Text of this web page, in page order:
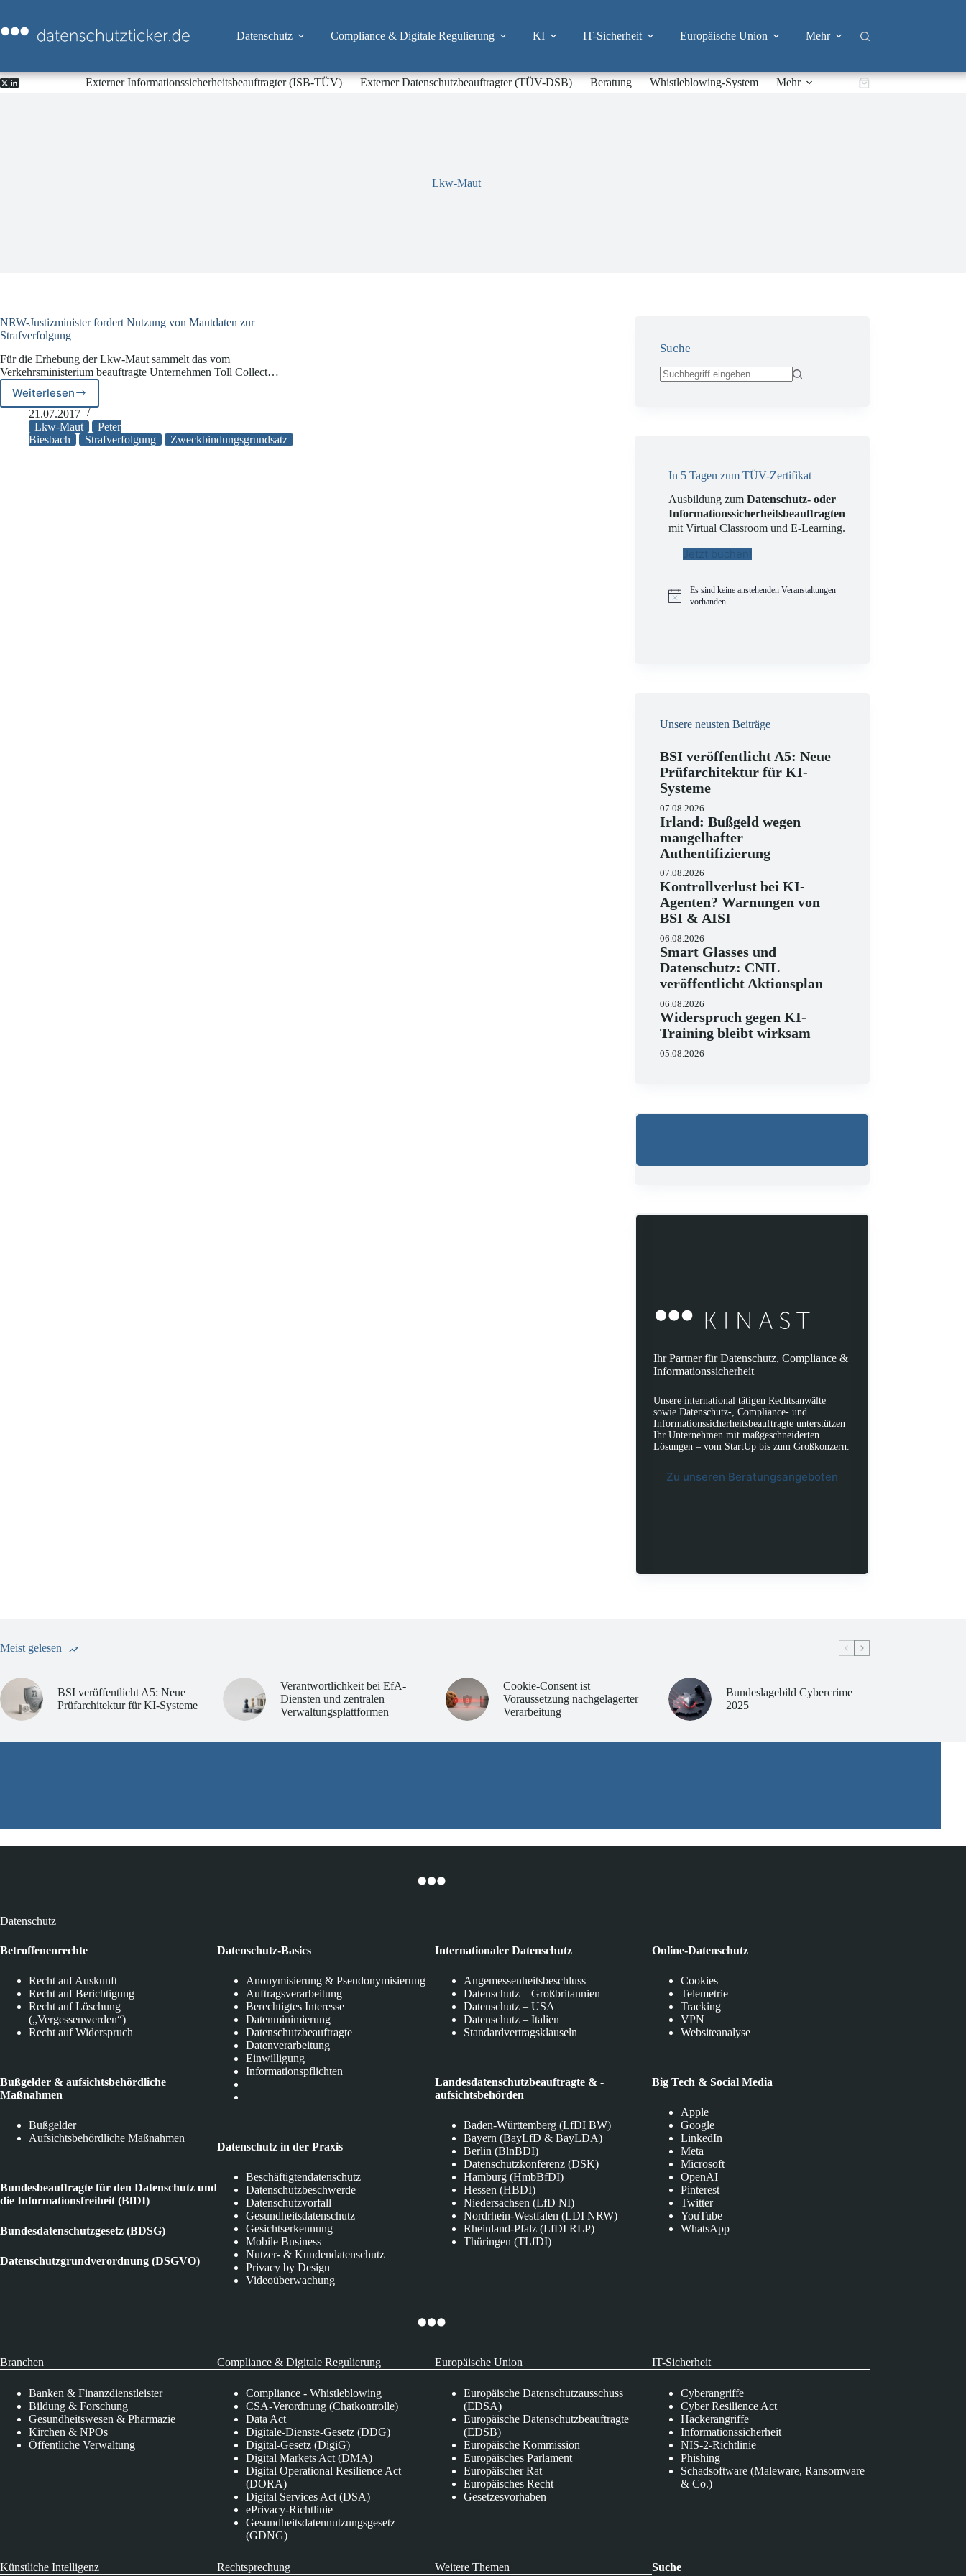
springen
Datenschutz Compliance & Digitale Regulierung KI IT-Sicherheit Europäische Union Mehr
Externer Informationssicherheitsbeauftragter (ISB-TÜV) Externer Datenschutzbeauftragter (TÜV-DSB) Beratung Whistleblowing-System Mehr Warenkorb
Lkw-Maut
NRW-Justizminister fordert Nutzung von Mautdaten zur
Strafverfolgung
Für die Erhebung der Lkw-Maut sammelt das vom
Verkehrsministerium beauftragte Unternehmen Toll Collect…
Weiterlesen
NRW-
Justizminister
fordert
Nutzung
21.07.2017
Lkw-Maut
Peter
Biesbach
Strafverfolgung Zweckbindungsgrundsatz
Suche
In 5 Tagen zum TÜV-Zertifikat
Ausbildung zumDatenschutz- oder
Informationssicherheitsbeauftragten
mit Virtual Classroom und E-Learning.
Jetzt buchen!
H
Es sind keine anstehenden Veranstaltungen
vorhanden.
Unsere neusten Beiträge
BSI veröffentlicht A5: Neue
Prüfarchitektur für KI-
Systeme
07.08.2026
Irland: Bußgeld wegen
mangelhafter
Authentifizierung
07.08.2026
Kontrollverlust bei KI-
Agenten? Warnungen von
BSI & AISI
06.08.2026
Smart Glasses und
Datenschutz: CNIL
veröffentlicht Aktionsplan
06.08.2026
Widerspruch gegen KI-
Training bleibt wirksam
05.08.2026
Ihr Partner für Datenschutz, Compliance &
Informationssicherheit
Unsere international tätigen Rechtsanwälte
sowie Datenschutz-, Compliance- und
Informationssicherheitsbeauftragte unterstützen
Ihr Unternehmen mit maßgeschneiderten
Lösungen – vom StartUp bis zum Großkonzern.
Zu unseren Beratungsangeboten
Meist gelesen
BSI veröffentlicht A5: Neue
Prüfarchitektur für KI-Systeme
Verantwortlichkeit bei EfA-
Diensten und zentralen
Verwaltungsplattformen
Cookie-Consent ist
Voraussetzung nachgelagerter
Verarbeitung
Bundeslagebild Cybercrime
2025
Datenschutz
Betroffenenrechte
Recht auf Auskunft
Recht auf Berichtigung
Recht auf Löschung
(„Vergessenwerden“)
Recht auf Widerspruch
Bußgelder & aufsichtsbehördliche
Maßnahmen
Bußgelder
Aufsichtsbehördliche Maßnahmen
Bundesbeauftragte für den Datenschutz und
die Informationsfreiheit (BfDI)
Bundesdatenschutzgesetz (BDSG)
Datenschutzgrundverordnung (DSGVO)
Datenschutz-Basics
Anonymisierung & Pseudonymisierung
Auftragsverarbeitung
Berechtigtes Interesse
Datenminimierung
Datenschutzbeauftragte
Datenverarbeitung
Einwilligung
Informationspflichten
Datenschutz in der Praxis
Beschäftigtendatenschutz
Datenschutzbeschwerde
Datenschutzvorfall
Gesundheitsdatenschutz
Gesichtserkennung
Mobile Business
Nutzer- & Kundendatenschutz
Privacy by Design
Videoüberwachung
Internationaler Datenschutz
Angemessenheitsbeschluss
Datenschutz – Großbritannien
Datenschutz – USA
Datenschutz – Italien
Standardvertragsklauseln
Landesdatenschutzbeauftragte & -
aufsichtsbehörden
Baden-Württemberg (LfDI BW)
Bayern (BayLfD & BayLDA)
Berlin (BlnBDI)
Datenschutzkonferenz (DSK)
Hamburg (HmbBfDI)
Hessen (HBDI)
Niedersachsen (LfD NI)
Nordrhein-Westfalen (LDI NRW)
Rheinland-Pfalz (LfDI RLP)
Thüringen (TLfDI)
Online-Datenschutz
Cookies
Telemetrie
Tracking
VPN
Websiteanalyse
Big Tech & Social Media
Apple
Google
LinkedIn
Meta
Microsoft
OpenAI
Pinterest
Twitter
YouTube
WhatsApp
Branchen
Banken & Finanzdienstleister
Bildung & Forschung
Gesundheitswesen & Pharmazie
Kirchen & NPOs
Öffentliche Verwaltung
Compliance & Digitale Regulierung
Compliance - Whistleblowing
CSA-Verordnung (Chatkontrolle)
Data Act
Digitale-Dienste-Gesetz (DDG)
Digital-Gesetz (DigiG)
Digital Markets Act (DMA)
Digital Operational Resilience Act
(DORA)
Digital Services Act (DSA)
ePrivacy-Richtlinie
Gesundheitsdatennutzungsgesetz
(GDNG)
Europäische Union
Europäische Datenschutzausschuss
(EDSA)
Europäische Datenschutzbeauftragte
(EDSB)
Europäische Kommission
Europäisches Parlament
Europäischer Rat
Europäisches Recht
Gesetzesvorhaben
IT-Sicherheit
Cyberangriffe
Cyber Resilience Act
Hackerangriffe
Informationssicherheit
NIS-2-Richtlinie
Phishing
Schadsoftware (Maleware, Ransomware
& Co.)
Künstliche Intelligenz Rechtsprechung Weitere Themen Suche